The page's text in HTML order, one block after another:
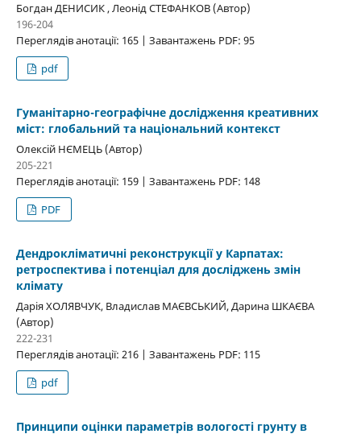
Богдан ДЕНИСИК , Леонід СТЕФАНКОВ (Автор)
196-204
Переглядів анотації: 165 | Завантажень PDF: 95
pdf
Гуманітарно-географічне дослідження креативних
міст: глобальний та національний контекст
Олексій НЄМЕЦЬ (Автор)
205-221
Переглядів анотації: 159 | Завантажень PDF: 148
PDF
Дендрокліматичні реконструкції у Карпатах:
ретроспектива і потенціал для досліджень змін
клімату
Дарія ХОЛЯВЧУК, Владислав МАЄВСЬКИЙ, Дарина ШКАЄВА
(Автор)
222-231
Переглядів анотації: 216 | Завантажень PDF: 115
pdf
Принципи оцінки параметрів вологості грунту в